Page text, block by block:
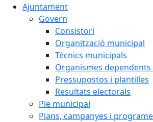
Ajuntament
Govern
Consistori
Organització municipal
Tècnics municipals
Organismes
Pressupostos i plantilles
Resultats electorals
Ple municipal
Plans, campanyes i